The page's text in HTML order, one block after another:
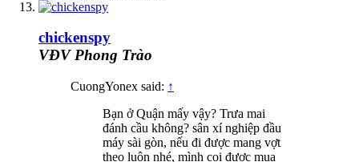
chickenspy
VĐV Phong Trào
CuongYonex said: ↑
Bạn ở Quận mấy vậy? Trưa mai
đánh cầu không? sân xí nghiệp đầu
máy sài gòn, nếu đi được mang vợt
theo luôn nhé, mình coi được mua